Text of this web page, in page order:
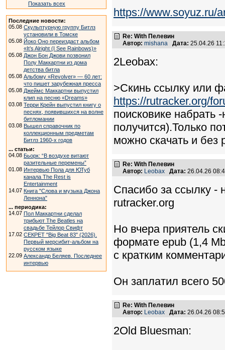
Показать всех
Последние новости:
05.08 Скульптурную группу Битлз
установили в Томске
05.08 Йоко Оно переиздаст альбом
«It’s Alright (I See Rainbows)»
05.08 Джон Бон Джови позвонил
Полу Маккартни из дома
детства битла
05.08 Альбому «Revolver» — 60 лет:
что пишет зарубежная пресса
05.08 Джеймс Маккартни выпустил
клип на песню «Dreams»
03.08 Терри Крейн выпустил книгу о
песнях, появившихся на волне
битломании
03.08 Вышел справочник по
коллекционным предметам
Битлз 1960-х годов
... статьи:
04.08 Бьорк: “В воздухе витают
разительные перемены”
01.08 Интервью Пола для ЮТуб
канала The Rest is
Entertainment
14.07 Книга "Слова и музыка Джона
Леннона"
... периодика:
14.07 Пол Маккартни сделал
трибьют The Beatles на
свадьбе Тейлор Свифт
17.02 СЕКРЕТ "Big Beat 83" (2026).
Первый мерсибит-альбом на
русском языке
22.09 Александр Беляев. Последнее
интервью
https://www.soyuz.ru/
Re: With Пелевин
Автор: mishana Дата: 25.04.26
2Leobax:
>Скинь ссылку или
https://rutracker.org/
поисковике набрать
получится).Только
можно скачать и без
Re: With Пелевин
Автор: Leobax Дата: 26.04.26
Спасибо за ссылку -
rutracker.org
Но вчера приятель
формате epub (1,4
с кратким
Он заплатил всего
Re: With Пелевин
Автор: Leobax Дата: 26.04.26
2Old Bluesman: